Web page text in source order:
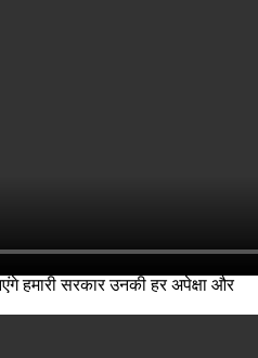
हमारी सरकार उनकी हर अपेक्षा और